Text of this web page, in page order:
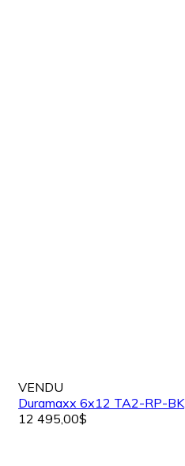
VENDU
Duramaxx 6x12 TA2-RP-BK
12 495,00$